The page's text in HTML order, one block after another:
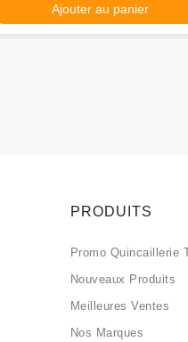
Ajouter au panier
PRODUITS
Promo Quincaillerie
Nouveaux Produits
Meilleures Ventes
Nos Marques